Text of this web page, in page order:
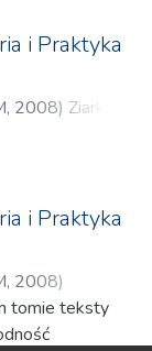
Kerković,
Anatoly
;
i Praktyka
, 2008) Ziarko,
R.
Sęk, Andrzej
Andrzej;Szot,
;Gibas-Krzak,
i Praktyka
, 2008)
Andrzej;Ibek,
Tadeusz
tomie teksty